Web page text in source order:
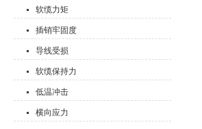
软缆力矩
插销牢固度
导线受损
软缆保持力
低温冲击
横向应力